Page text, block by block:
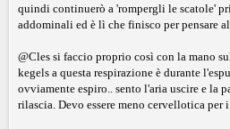
quindi continuerò a 'rompergli le scatole'
addominali ed è lì che finisco per pensare
@Cles si faccio proprio così con la mano
kegels a questa respirazione è durante
ovviamente espiro.. sento l'aria uscire e la
rilascia. Devo essere meno cervellotica